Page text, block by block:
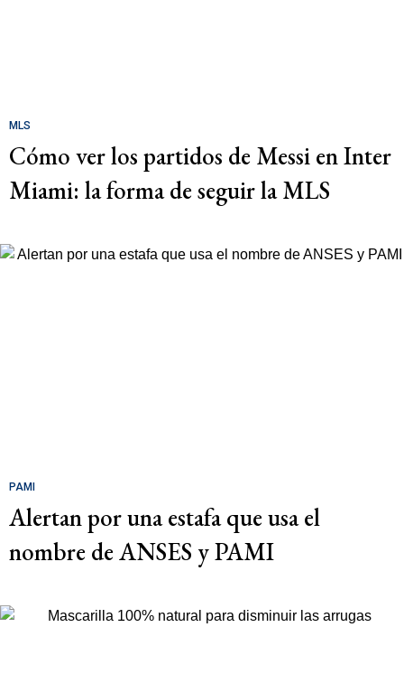
MLS
Cómo ver los partidos de Messi en Inter
Miami: la forma de seguir la MLS
PAMI
Alertan por una estafa que usa el
nombre de ANSES y PAMI